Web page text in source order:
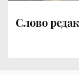
Слово